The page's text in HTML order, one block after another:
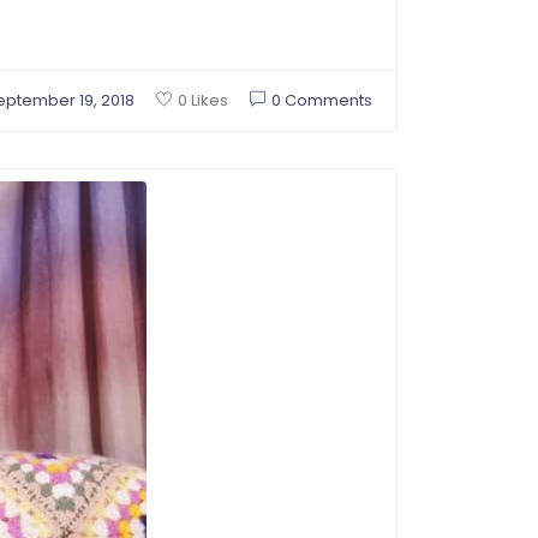
19, 2018 0 Likes 0 Comments